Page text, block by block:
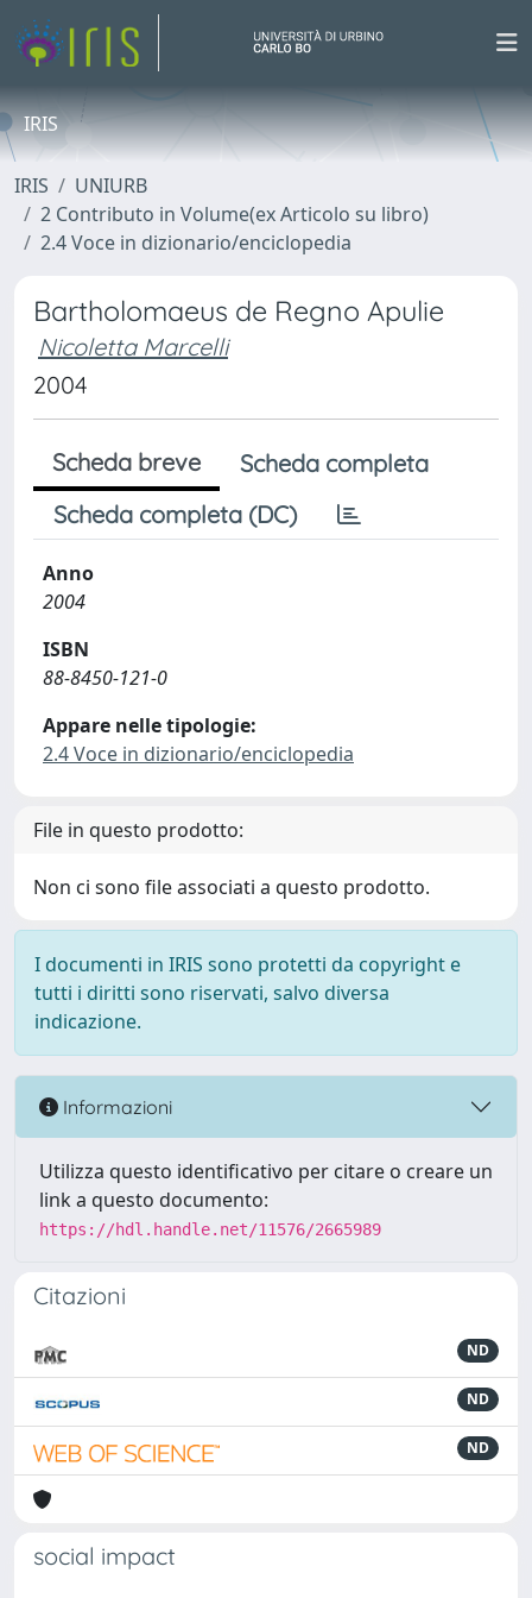
IRIS
IRIS
UNIURB
2 Contributo in Volume(ex Articolo su libro)
2.4 Voce in dizionario/enciclopedia
Bartholomaeus de Regno Apulie
Nicoletta Marcelli
2004
Scheda breve
Scheda completa
Scheda completa (DC)
Anno
2004
ISBN
88-8450-121-0
Appare nelle tipologie:
2.4 Voce in dizionario/enciclopedia
File in questo prodotto:
Non ci sono file associati a questo prodotto.
I documenti in IRIS sono protetti da copyright e
tutti i diritti sono riservati, salvo diversa
indicazione.
Informazioni
Utilizza questo identificativo per citare o creare un
link a questo documento:
https://hdl.handle.net/11576/2665989
Citazioni
ND
ND
ND
social impact